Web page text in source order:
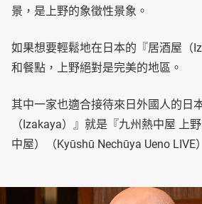
景，是上野的象徵性景象。
如果想要輕鬆地在日本的『居酒屋（
和餐點，上野絕對是完美的地區。
其中一家也適合接待來日外國人的日
（Izakaya）』就是『九州熱中屋 上
中屋）（Kyūshū Nechūya Ueno LIVE